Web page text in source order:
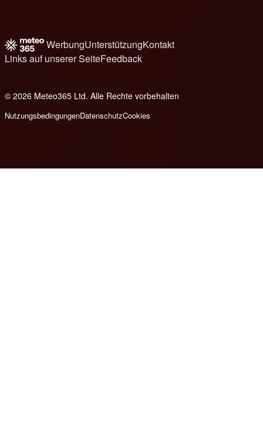
WerbungUnterstützungKontakt
Links auf unserer SeiteFeedback
© 2026 Meteo365 Ltd. Alle Rechte vorbehalten
NutzungsbedingungenDatenschutzCookies